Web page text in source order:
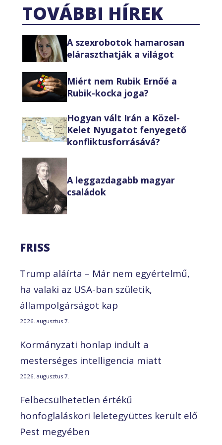
TOVÁBBI HÍREK
A szexrobotok hamarosan
eláraszthatják a világot
Miért nem Rubik Ernőé a
Rubik-kocka joga?
Hogyan vált Irán a Közel-
Kelet Nyugatot fenyegető
konfliktusforrásává?
A leggazdagabb magyar
családok
FRISS
Trump aláírta – Már nem egyértelmű,
ha valaki az USA-ban születik,
állampolgárságot kap
2026. augusztus 7.
Kormányzati honlap indult a
mesterséges intelligencia miatt
2026. augusztus 7.
Felbecsülhetetlen értékű
honfoglaláskori leletegyüttes került elő
Pest megyében